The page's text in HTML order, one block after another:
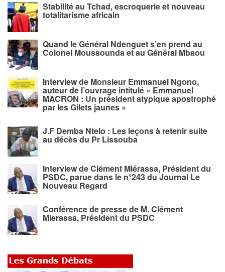
Stabilité au Tchad, escroquerie et nouveau
totalitarisme africain
Quand le Général Ndenguet s’en prend au
Colonel Moussounda et au Général Mbaou
Interview de Monsieur Emmanuel Ngono,
auteur de l’ouvrage intitulé « Emmanuel
MACRON : Un président atypique apostrophé
par les Gilets jaunes »
J.F Demba Ntelo : Les leçons à retenir suite
au décès du Pr Lissouba
Interview de Clément Miérassa, Président du
PSDC, parue dans le n°243 du Journal Le
Nouveau Regard
Conférence de presse de M. Clément
Mierassa, Président du PSDC